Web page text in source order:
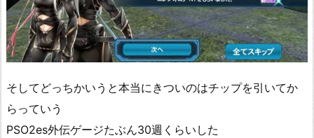
そしてどっちかいうと本当にきついのはチップを引いてか
らっていう
PSO2es外伝ゲージたぶん30週くらいした